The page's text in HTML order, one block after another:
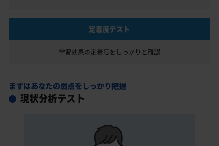
定着度テスト
学習効果の定着度を しっかりと確認
まずはあなたの弱点をしっかり把握
現状分析テスト